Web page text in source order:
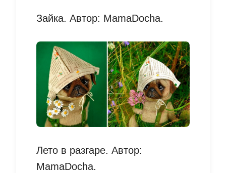
Зайка. Автор: MamaDocha.
Лето в разгаре. Автор:
MamaDocha.